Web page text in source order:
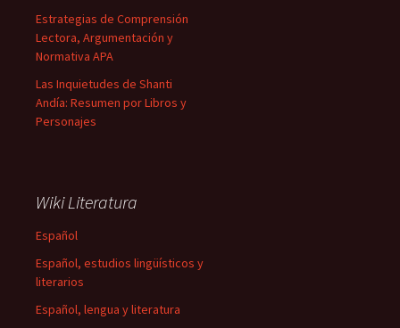
Estrategias de Comprensión
Lectora, Argumentación y
Normativa APA
Las Inquietudes de Shanti
Andía: Resumen por Libros y
Personajes
Wiki Literatura
Español
Español, estudios lingüísticos y
literarios
Español, lengua y literatura